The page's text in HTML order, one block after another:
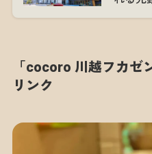
「cocoro 川越フカゼ
リンク